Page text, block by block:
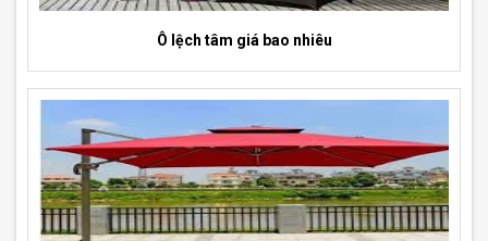
Ô lệch tâm giá bao nhiêu